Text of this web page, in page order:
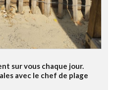
sur vous chaque jour.
avec le chef de plage